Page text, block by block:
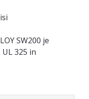
SW200 je
UL 325 in